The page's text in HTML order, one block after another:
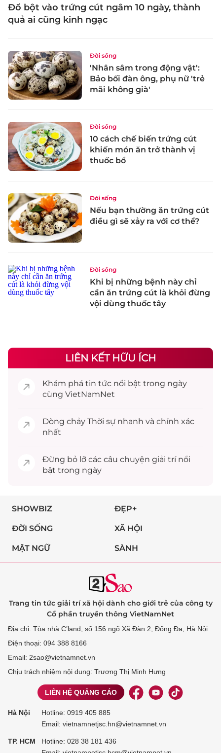
Đổ bột vào trứng cút ngâm 10 ngày, thành
quả ai cũng kinh ngạc
Đời sống
'Nhân sâm trong động vật':
Bảo bối đàn ông, phụ nữ 'trẻ
mãi không già'
Đời sống
10 cách chế biến trứng cút
khiến món ăn trở thành vị
thuốc bổ
Đời sống
Nếu bạn thường ăn trứng cút
điều gì sẽ xảy ra với cơ thể?
Đời sống
Khi bị những bệnh này chỉ
cần ăn trứng cút là khỏi đừng
vội dùng thuốc tây
LIÊN KẾT HỮU ÍCH
Khám phá tin tức nổi bật trong ngày
cùng VietNamNet
Dòng chảy Thời sự nhanh và chính xác
nhất
Đừng bỏ lỡ các câu chuyện giải trínổi
bật trong ngày
SHOWBIZ ĐẸP+
ĐỜI SỐNG XÃ HỘI
MẬT NGỮ SÀNH
Trang tin tức giải trí xã hội dành cho giới trẻ của công ty
Cổ phần truyền thông VietNamNet
Địa chỉ: Tòa nhà C’land, số 156 ngõ Xã Đàn 2, Đống Đa, Hà Nội
Điện thoại: 094 388 8166
Email: 2sao@vietnamnet.vn
Chịu trách nhiệm nội dung: Trương Thị Minh Hưng
LIÊN HỆ QUẢNG CÁO
Hà Nội Hotline: 0919 405 885
Email: vietnamnetjsc.hn@vietnamnet.vn
TP. HCM Hotline: 028 38 181 436